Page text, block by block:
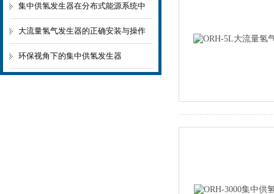
范指南
集中供氢发生器在分布式能源系统中
的集成与应用
大流量氢气发生器的正确安装与操作
规范
环保视角下的集中供氢发生器